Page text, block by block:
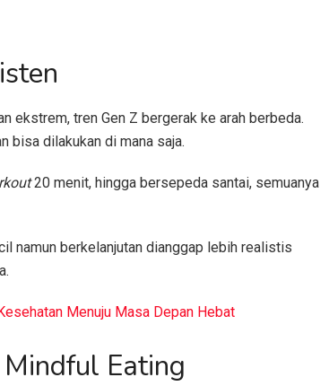
ekstrem, tren Gen Z bergerak ke arah berbeda.
bisa dilakukan di mana saja.
20 menit, hingga bersepeda santai, semuanya
namun berkelanjutan dianggap lebih realistis
Menuju Masa Depan Hebat
Eating